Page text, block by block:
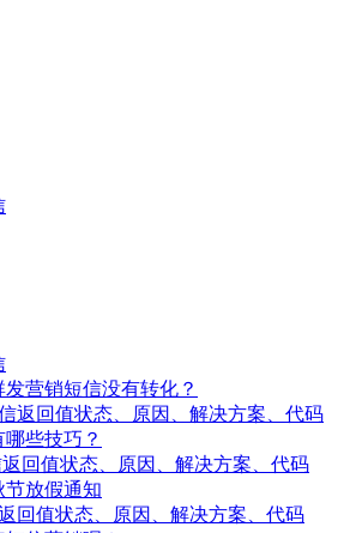
营销短信没有转化？
返回值状态、原因、解决方案、代码
些技巧？
返回值状态、原因、解决方案、代码
节放假通知
回值状态、原因、解决方案、代码